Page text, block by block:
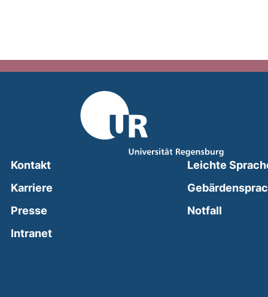
Kontakt
Karriere
Presse
Intranet(external link, opens in a new window)
Leichte
Notfall